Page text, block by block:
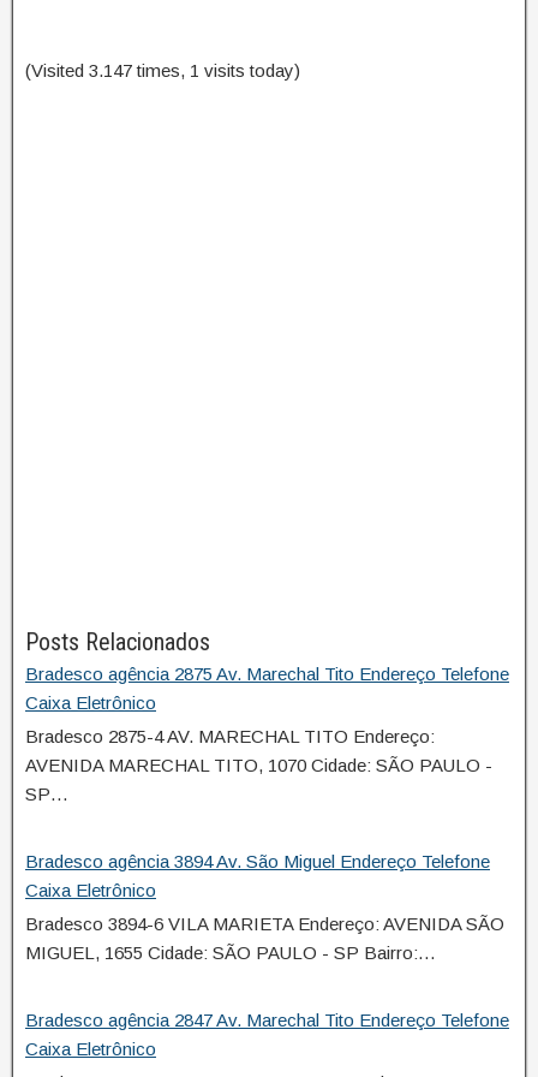
(Visited 3.147 times, 1 visits today)
Posts Relacionados
Bradesco agência 2875 Av. Marechal Tito Endereço Telefone
Caixa Eletrônico
Bradesco 2875-4 AV. MARECHAL TITO Endereço:
AVENIDA MARECHAL TITO, 1070 Cidade: SÃO PAULO -
SP…
Bradesco agência 3894 Av. São Miguel Endereço Telefone
Caixa Eletrônico
Bradesco 3894-6 VILA MARIETA Endereço: AVENIDA SÃO
MIGUEL, 1655 Cidade: SÃO PAULO - SP Bairro:…
Bradesco agência 2847 Av. Marechal Tito Endereço Telefone
Caixa Eletrônico